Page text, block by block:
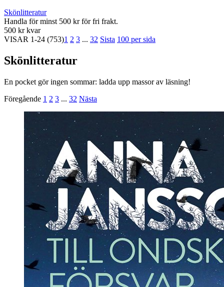
Skönlitteratur
Handla för minst 500 kr för fri frakt.
500 kr kvar
VISAR 1-24 (753)1 2 3 ... 32 Sista 100 per sida
Skönlitteratur
En pocket gör ingen sommar: ladda upp massor av läsning!
Föregående 1 2 3 ... 32 Nästa